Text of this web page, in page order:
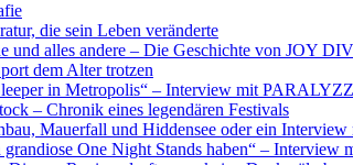
die sein Leben veränderte
und alles andere – Die Geschichte von JOY
dem Alter trotzen
in Metropolis“ – Interview mit
– Chronik eines legendären Festivals
Mauerfall und Hiddensee oder ein
grandiose One Night Stands haben“ –